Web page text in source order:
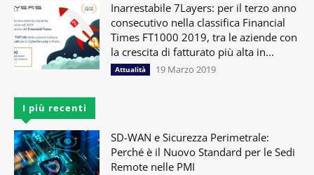
Inarrestabile 7Layers: per il terzo anno
consecutivo nella classifica Financial
Times FT1000 2019, tra le aziende con
la crescita di fatturato più alta in...
Attualità 19 Marzo 2019
I più recenti
SD-WAN e Sicurezza Perimetrale:
Perché è il Nuovo Standard per le Sedi
Remote nelle PMI